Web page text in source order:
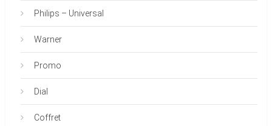
Philips – Universal
Warner
Promo
Dial
Coffret